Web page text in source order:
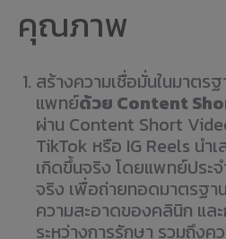
คุณภาพ
สร้างความเชื่อมั่นในมาตร
แพทย์ด้วย Content
ผ่าน Content Short
TikTok หรือ IG Reels นำ
เกิดขึ้นจริง โดยแพทย์ประ
จริง เพื่อถ่ายทอดมาตรฐา
ความสะอาดของคลินิก แล
ระหว่างการรักษา รวมถึง